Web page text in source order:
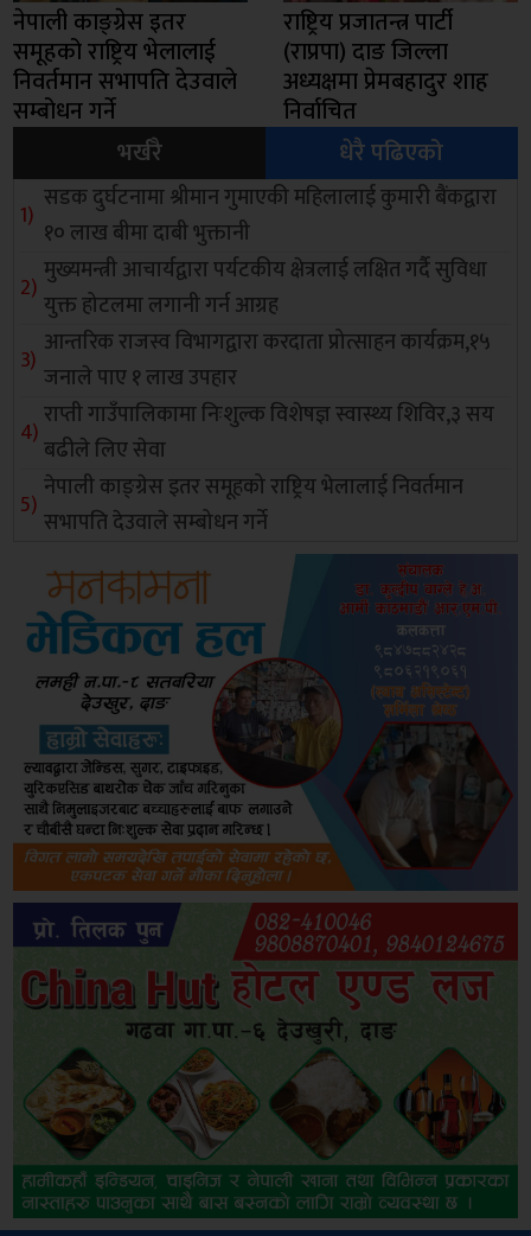
नेपाली काङ्ग्रेस इतर
समूहको राष्ट्रिय भेलालाई
निवर्तमान सभापति देउवाले
सम्बोधन गर्ने
राष्ट्रिय प्रजातन्त्र पार्टी
(राप्रपा) दाङ जिल्ला
अध्यक्षमा प्रेमबहादुर शाह
निर्वाचित
भर्खरै
धेरै पढिएको
सडक दुर्घटनामा श्रीमान गुमाएकी महिलालाई कुमारी बैंकद्वारा
१० लाख बीमा दाबी भुक्तानी
मुख्यमन्त्री आचार्यद्वारा पर्यटकीय क्षेत्रलाई लक्षित गर्दै सुविधा
युक्त होटलमा लगानी गर्न आग्रह
आन्तरिक राजस्व विभागद्वारा करदाता प्रोत्साहन कार्यक्रम,१५
जनाले पाए १ लाख उपहार
राप्ती गाउँपालिकामा निःशुल्क विशेषज्ञ स्वास्थ्य शिविर,३ सय
बढीले लिए सेवा
नेपाली काङ्ग्रेस इतर समूहको राष्ट्रिय भेलालाई निवर्तमान
सभापति देउवाले सम्बोधन गर्ने